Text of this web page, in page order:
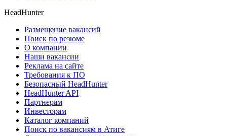
HeadHunter
Размещение вакансий
Поиск по резюме
О компании
Наши вакансии
Реклама на сайте
Требования к ПО
Безопасный HeadHunter
HeadHunter API
Партнерам
Инвесторам
Каталог компаний
Поиск по вакансиям в Атиге